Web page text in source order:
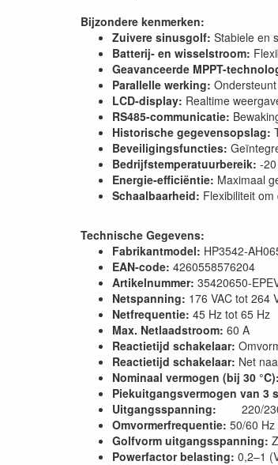
Bijzondere kenmerken:
Zuivere sinusgolf: Stabiele en
Batterij- en wisselstroom:
Geavanceerde MPPT-
Parallelle werking:
LCD-display: Realtime
RS485-communicatie:
Historische gegevensopslag:
Beveiligingsfuncties:
Bedrijfstemperatuurbereik: -
Energie-efficiëntie: Maximaal
Schaalbaarheid: Flexibiliteit
Technische Gegevens:
Fabrikantmodel: HP3542-
EAN-code: 4260558576204
Artikelnummer: 35420650-
Netspanning: 176 VAC tot 264
Netfrequentie: 45 Hz tot 65 Hz
Max. Netlaadstroom: 60 A
Reactietijd schakelaar:
Reactietijd schakelaar: Net
Nominaal vermogen (bij 30 °C):
Piekuitgangsvermogen van 3
Uitgangsspanning: 220/230
Omvormerfrequentie: 50/60
Golfvorm uitgangsspanning:
Powerfactor belasting: 0,2–1